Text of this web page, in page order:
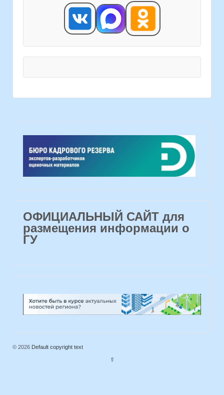
ОФИЦИАЛЬНЫЙ САЙТ для
размещения информации о
ГУ
© 2026 Default copyright text
⇧